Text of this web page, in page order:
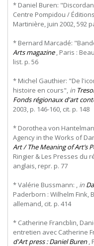
* Daniel Buren:
Centre Pompidou /
Martinière, juin 2002, 592
* Bernard Marcadé:
Arts magazine, Paris :
list. p. 56
* Michel Gauthier: "De
histoire en cours", in
Fonds régionaux d'art
2003, p. 146-160, cit. p. 148
* Dorothea von
Agency in the Works of
Art / The Meaning of Art’s
Ringier & Les Presses du
anglais, repr. p. 77
* Valérie Bussmann: , in
Paderborn : Wilhelm Fink,
allemand, cit. p. 414
* Catherine Francblin,
entretien avec Catherine
d'Art press : Daniel Buren,